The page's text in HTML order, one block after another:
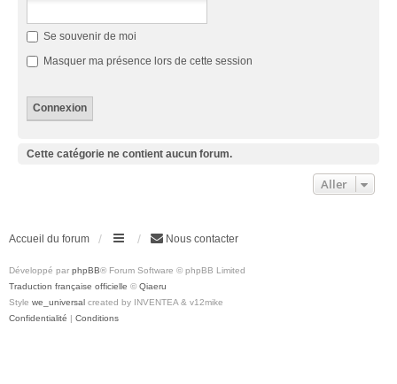
Se souvenir de moi
Masquer ma présence lors de cette session
Cette catégorie ne contient aucun forum.
Aller
Accueil du forum Nous contacter
Développé par phpBB® Forum Software © phpBB Limited
Traduction française officielle © Qiaeru
Style we_universal created by INVENTEA & v12mike
Confidentialité | Conditions